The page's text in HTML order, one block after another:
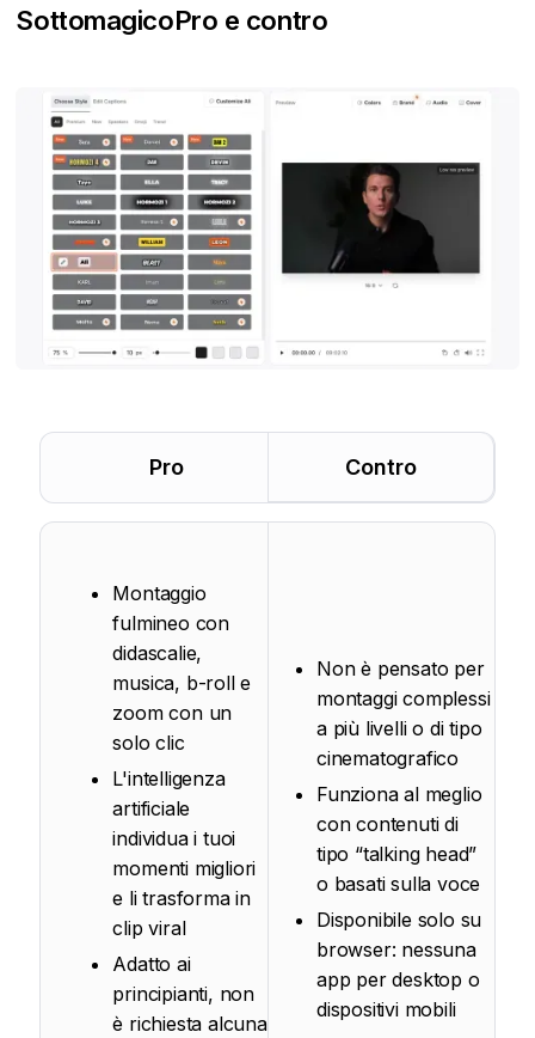
SottomagicoPro e contro
Pro Contro
Montaggio
fulmineo con
didascalie,
musica, b-roll e
zoom con un
solo clic
L'intelligenza
artificiale
individua i tuoi
momenti migliori
e li trasforma in
clip viral
Adatto ai
principianti, non
è richiesta alcuna
Non è pensato per
montaggi complessi
a più livelli o di tipo
cinematografico
Funziona al meglio
con contenuti di
tipo “talking head”
o basati sulla voce
Disponibile solo su
browser: nessuna
app per desktop o
dispositivi mobili